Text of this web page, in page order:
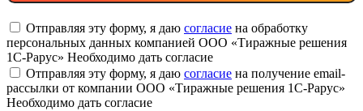
Отправляя эту форму, я даю согласие на обработку
персональных данных компанией ООО «Тиражные решения
1С-Рарус» Необходимо дать согласие
Отправляя эту форму, я даю согласие на получение email-
рассылки от компании ООО «Тиражные решения 1С-Рарус»
Необходимо дать согласие